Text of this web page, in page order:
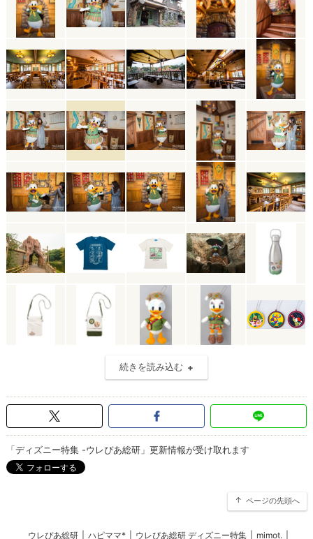
続きを読み込む
「ディズニー特集 -ウレぴあ総研」更新情報が受け取れます
ページの先頭へ
ウレぴあ総研 ハピママ* ウレぴあ総研 ディズニー特集 mimot.